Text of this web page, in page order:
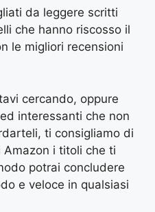
da leggere scritti
che hanno riscosso il
le migliori recensioni
cercando, oppure
interessanti che non
ti consigliamo di
Amazon i titoli che ti
potrai concludere
e veloce in qualsiasi